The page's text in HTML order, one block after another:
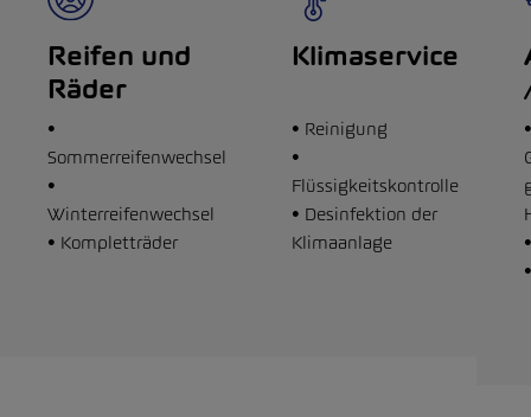
Reifen und
Räder
•
Sommerreifenwechsel
•
Winterreifenwechsel
• Kompletträder
Klimaservice
• Reinigung
•
Flüssigkeitskontrolle
• Desinfektion der
Klimaanlage